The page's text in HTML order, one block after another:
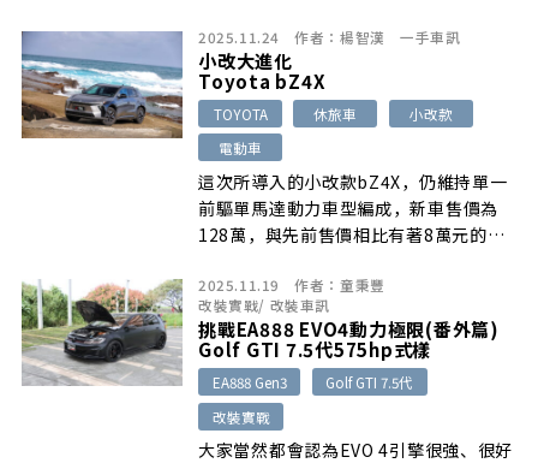
2025.11.24 作者： 楊智漢 一手車訊
小改大進化
Toyota bZ4X
TOYOTA 休旅車
小改款
電動車
這次所導入的小改款bZ4X，仍維持單一
前驅單馬達動力車型編成，新車售價為
128萬，與先前售價相比有著8萬元的調
款bZ4X，除了擁有煥然一新的車頭樣貌
以及內裝設計之外，在配備上也向上升
級，但最大的變革就是換上更大容量的
74.7kWh電池組，不僅讓動力更加提升
之外，也讓純電最大續航里程從原有
626km一舉增加至743km(NEDC)
2025.11.19 作者： 童秉豐
改裝實戰/ 改裝車訊
挑戰EA888 EVO4動力極限(番外篇)
Golf GTI 7.5代575hp式樣
EA888 Gen3
Golf GTI 7.5代
改裝實戰
大家當然都會認為EVO 4引擎很強、很好